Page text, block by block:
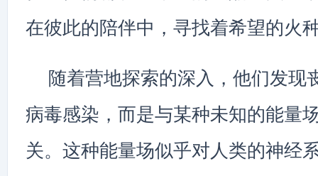
在彼此的陪伴中，寻找着希望的火
随着营地探索的深入，他们发现
病毒感染，而是与某种未知的能量
关。这种能量场似乎对人类的神经